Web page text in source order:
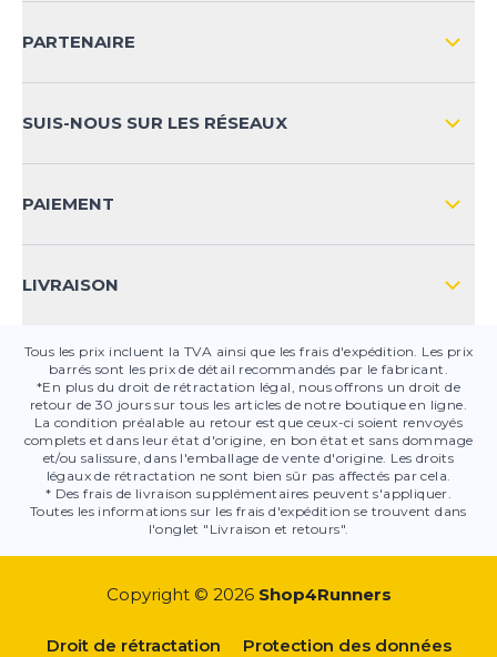
CONTACT
SÉCURITÉ DES PRODUITS
PARTENAIRE
SUIS-NOUS SUR LES RÉSEAUX
PAIEMENT
LIVRAISON
Tous les prix incluent la TVA ainsi que les frais d'expédition. Les prix
barrés sont les prix de détail recommandés par le fabricant.
*En plus du droit de rétractation légal, nous offrons un droit de
retour de 30 jours sur tous les articles de notre boutique en ligne.
La condition préalable au retour est que ceux-ci soient renvoyés
complets et dans leur état d'origine, en bon état et sans dommage
et/ou salissure, dans l'emballage de vente d'origine. Les droits
légaux de rétractation ne sont bien sûr pas affectés par cela.
* Des frais de livraison supplémentaires peuvent s'appliquer.
Toutes les informations sur les frais d'expédition se trouvent dans
l'onglet "Livraison et retours".
Copyright © 2026 Shop4Runners
Droit de rétractation Protection des données